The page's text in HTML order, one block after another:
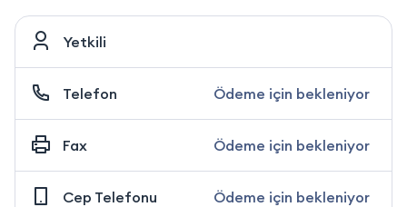
Yetkili
Telefon Ödeme için bekleniyor
Fax Ödeme için bekleniyor
Cep Telefonu Ödeme için bekleniyor